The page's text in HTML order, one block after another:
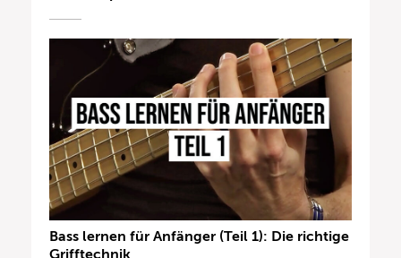
Bass lernen für Anfänger (Teil 1): Die richtige
Grifftechnik